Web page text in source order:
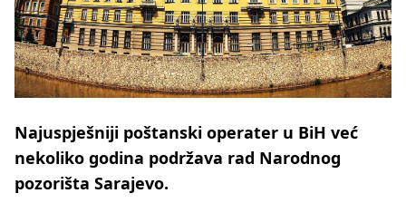
Najuspješniji poštanski operater u BiH već
nekoliko godina podržava rad Narodnog
pozorišta Sarajevo.